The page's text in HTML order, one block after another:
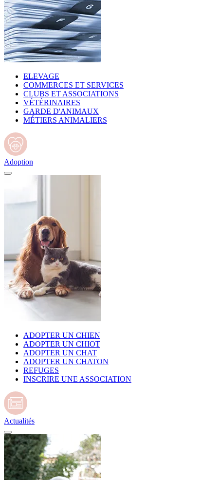
ELEVAGE
COMMERCES ET SERVICES
CLUBS ET ASSOCIATIONS
VÉTÉRINAIRES
GARDE D'ANIMAUX
MÉTIERS ANIMALIERS
Adoption
ADOPTER UN CHIEN
ADOPTER UN CHIOT
ADOPTER UN CHAT
ADOPTER UN CHATON
REFUGES
INSCRIRE UNE ASSOCIATION
Actualités